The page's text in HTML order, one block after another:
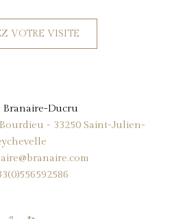
VOTRE VISITE
Branaire-Ducru
- 33250 Saint-Julien-